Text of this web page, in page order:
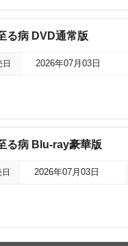
る病 DVD通常版
2026年07月03日
る病 Blu-ray豪華版
2026年07月03日